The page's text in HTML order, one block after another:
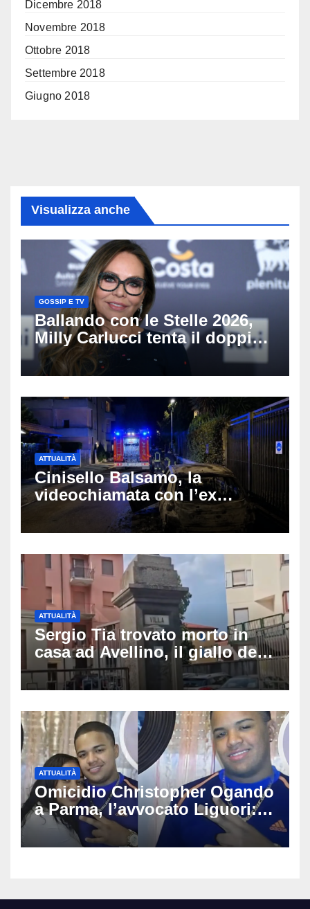
Dicembre 2018
Novembre 2018
Ottobre 2018
Settembre 2018
Giugno 2018
Visualizza anche
GOSSIP E TV
Ballando con le Stelle 2026,
Milly Carlucci tenta il doppio
colpo: tra i papabili Ornella
Muti e Monica Guerritore
ATTUALITÀ
Cinisello Balsamo, la
videochiamata con l’ex
fidanzata e il dramma: 35enne
lotta tra la vita e la morte
ATTUALITÀ
Sergio Tia trovato morto in
casa ad Avellino, il giallo della
porta socchiusa: disposta
l’autopsia
ATTUALITÀ
Omicidio Christopher Ogando
a Parma, l’avvocato Liguori:
«Ogni elemento va
approfondito fino in fondo»,